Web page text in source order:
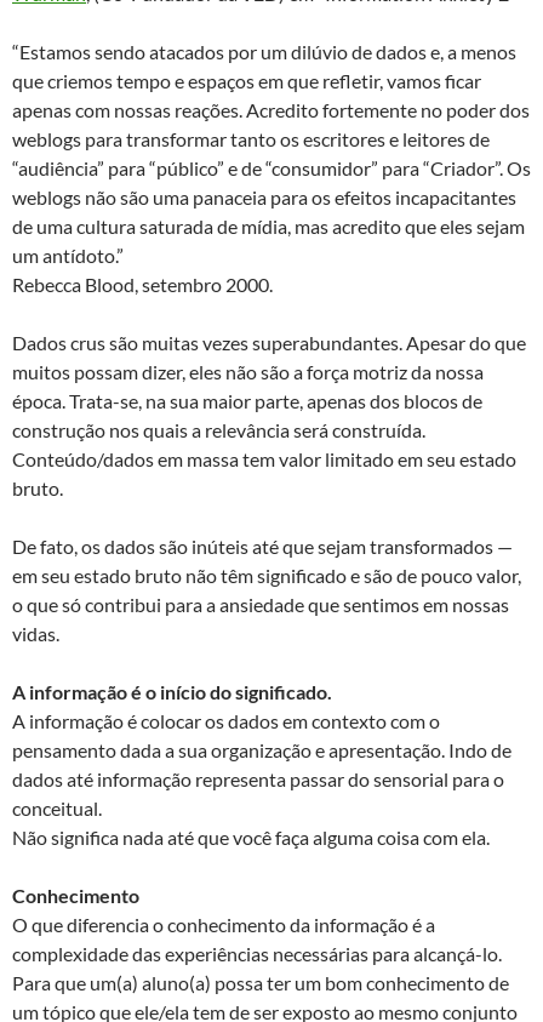
“Estamos sendo atacados por um dilúvio de dados e, a menos
que criemos tempo e espaços em que refletir, vamos ficar
apenas com nossas reações. Acredito fortemente no poder dos
weblogs para transformar tanto os escritores e leitores de
“audiência” para “público” e de “consumidor” para “Criador”. Os
weblogs não são uma panaceia para os efeitos incapacitantes
de uma cultura saturada de mídia, mas acredito que eles sejam
um antídoto.”
Rebecca Blood, setembro 2000.
Dados crus são muitas vezes superabundantes. Apesar do que
muitos possam dizer, eles não são a força motriz da nossa
época. Trata-se, na sua maior parte, apenas dos blocos de
construção nos quais a relevância será construída.
Conteúdo/dados em massa tem valor limitado em seu estado
bruto.
De fato, os dados são inúteis até que sejam transformados —
em seu estado bruto não têm significado e são de pouco valor,
o que só contribui para a ansiedade que sentimos em nossas
vidas.
A informação é o início do significado.
A informação é colocar os dados em contexto com o
pensamento dada a sua organização e apresentação. Indo de
dados até informação representa passar do sensorial para o
conceitual.
Não significa nada até que você faça alguma coisa com ela.
Conhecimento
O que diferencia o conhecimento da informação é a
complexidade das experiências necessárias para alcançá-lo.
Para que um(a) aluno(a) possa ter um bom conhecimento de
um tópico que ele/ela tem de ser exposto ao mesmo conjunto